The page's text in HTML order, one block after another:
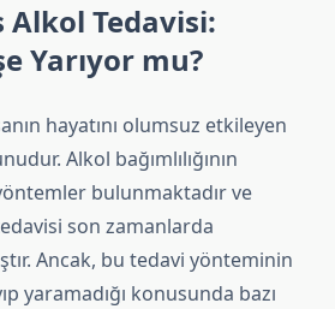
Alkol Tedavisi:
Yarıyor mu?
hayatını olumsuz etkileyen
Alkol bağımlılığının
bulunmaktadır ve
son zamanlarda
Ancak, bu tedavi yönteminin
yaramadığı konusunda bazı